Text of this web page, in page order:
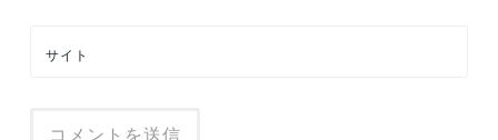
サイト